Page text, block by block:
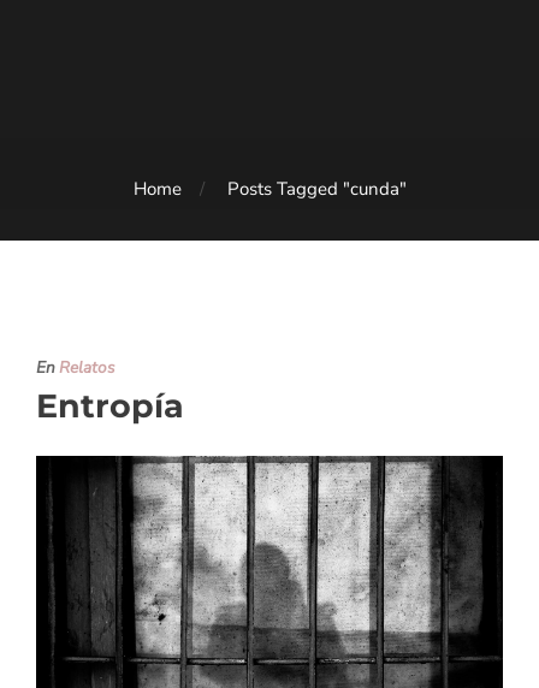
Home Posts Tagged "cunda"
EnRelatos
Entropía